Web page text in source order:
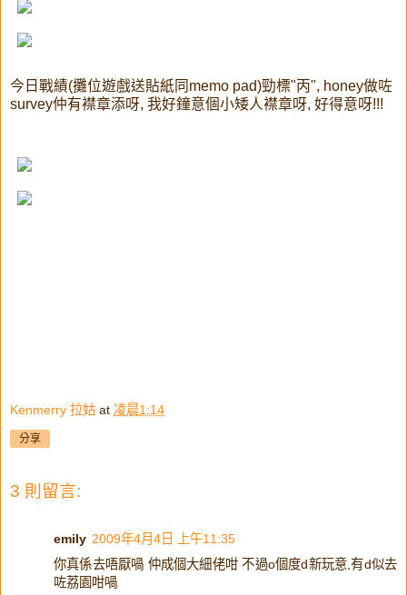
今日戰績(攤位遊戲送貼紙同memo pad)勁標"丙", honey做咗
survey仲有襟章添呀, 我好鐘意個小矮人襟章呀, 好得意呀!!!
Kenmerry 拉姑 at 凌晨1:14
分享
3 則留言:
emily 2009年4月4日 上午11:35
你真係去唔厭喎 仲成個大細佬咁 不過o個度d新玩意,有d似去
咗荔園咁喎